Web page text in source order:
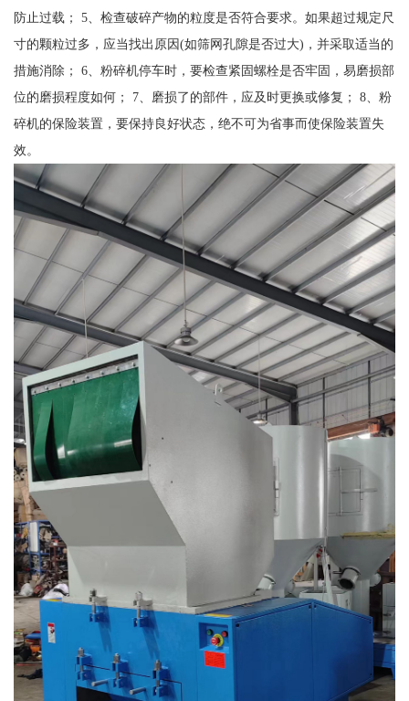
防止过载； 5、检查破碎产物的粒度是否符合要求。如果超过规定尺
寸的颗粒过多，应当找出原因(如筛网孔隙是否过大)，并采取适当的
措施消除； 6、粉碎机停车时，要检查紧固螺栓是否牢固，易磨损部
位的磨损程度如何； 7、磨损了的部件，应及时更换或修复； 8、粉
碎机的保险装置，要保持良好状态，绝不可为省事而使保险装置失
效。